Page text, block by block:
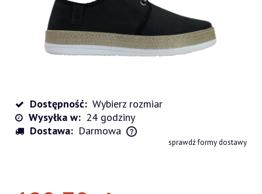
Dostępność: Wybierz rozmiar
Wysyłka w: 24 godziny
Dostawa: Darmowa
Cena nie zawiera ewentualnych kosztów płatnościsprawdź formy dostawy